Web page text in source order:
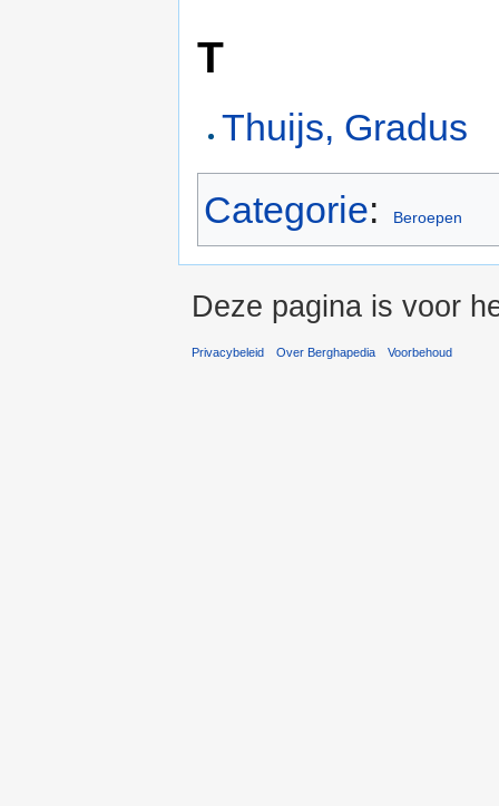
T
Thuijs, Gradus
Categorie: Beroepen
Deze pagina is voor
Privacybeleid Over Berghapedia Voorbehoud